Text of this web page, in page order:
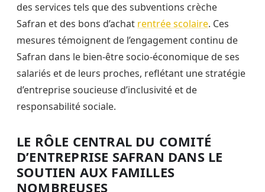
des services tels que des subventions crèche
Safran et des bons d’achat rentrée scolaire. Ces
mesures témoignent de l’engagement continu de
Safran dans le bien-être socio-économique de ses
salariés et de leurs proches, reflétant une stratégie
d’entreprise soucieuse d’inclusivité et de
responsabilité sociale.
LE RÔLE CENTRAL DU COMITÉ
D’ENTREPRISE SAFRAN DANS LE
SOUTIEN AUX FAMILLES
NOMBREUSES